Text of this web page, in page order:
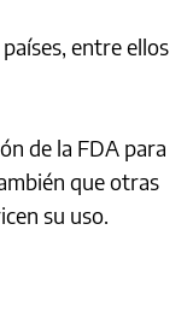
entre ellos
de la FDA para
que otras
su uso.